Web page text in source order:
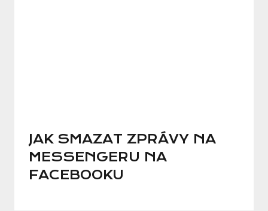
JAK SMAZAT ZPRÁVY NA
MESSENGERU NA
FACEBOOKU